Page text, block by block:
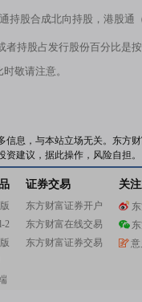
持股合成北向持股，港股通
者持股占发行股份百分比是
敬请注意。
信息，与本站立场无关。东方
建议，据此操作，风险自担。
2
证券交易
东方财富证券开户
东方财富在线交易
东方财富证券交易
关
意